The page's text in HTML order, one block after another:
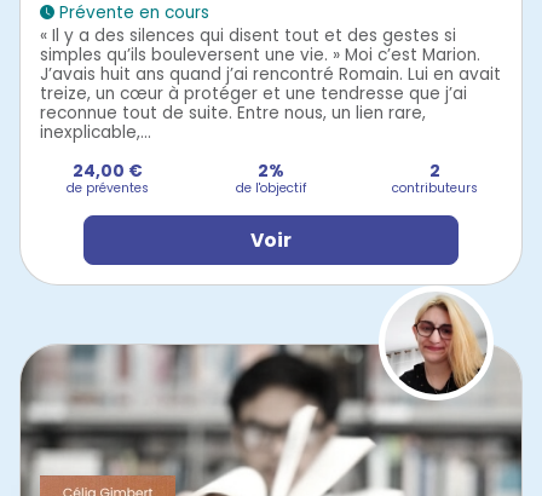
Prévente en cours
« Il y a des silences qui disent tout et des gestes si
simples qu’ils bouleversent une vie. » Moi c’est Marion.
J’avais huit ans quand j’ai rencontré Romain. Lui en avait
treize, un cœur à protéger et une tendresse que j’ai
reconnue tout de suite. Entre nous, un lien rare,
inexplicable,...
24,00 €
de préventes
2%
de l'objectif
2
contributeurs
Voir